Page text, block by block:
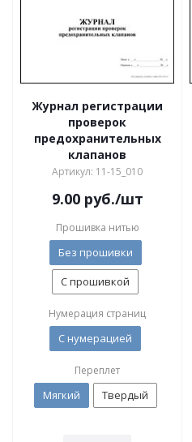
Журнал регистрации
проверок
предохранительных
клапанов
Артикул: 11-15_010
9.00руб./шт
Прошивка нитью
Без прошивки
С прошивкой
Нумерация страниц
С нумерацией
Переплет
Мягкий Твердый